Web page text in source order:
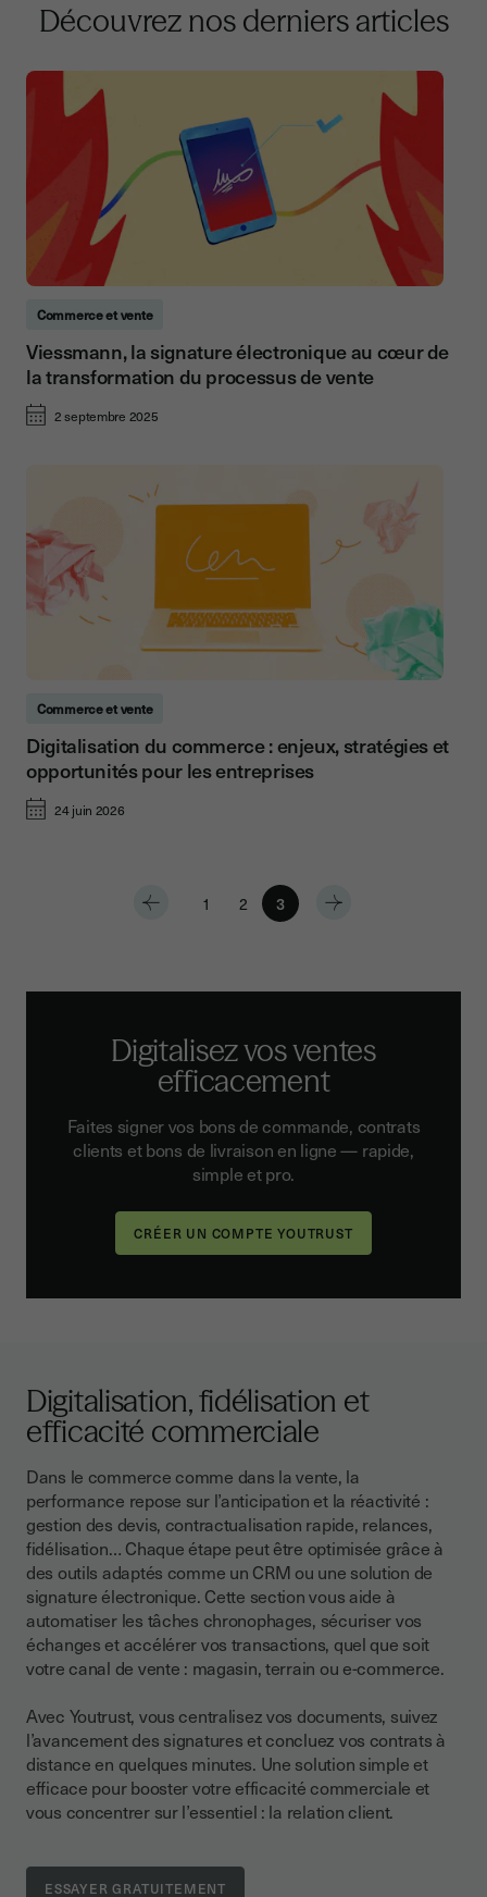
Découvrez nos derniers articles
Commerce et vente
Viessmann, la signature électronique au cœur de
la transformation du processus de vente
2 septembre 2025
Commerce et vente
Digitalisation du commerce : enjeux, stratégies et
opportunités pour les entreprises
24 juin 2026
1 2 3
Digitalisez vos ventes
efficacement
Faites signer vos bons de commande, contrats
clients et bons de livraison en ligne — rapide,
simple et pro.
Digitalisation, fidélisation et
efficacité commerciale
Dans le commerce comme dans la vente, la
performance repose sur l’anticipation et la réactivité :
gestion des devis, contractualisation rapide, relances,
fidélisation… Chaque étape peut être optimisée grâce à
des outils adaptés comme un CRM ou une solution de
signature électronique. Cette section vous aide à
automatiser les tâches chronophages, sécuriser vos
échanges et accélérer vos transactions, quel que soit
votre canal de vente : magasin, terrain ou e-commerce.
Avec Youtrust, vous centralisez vos documents, suivez
l’avancement des signatures et concluez vos contrats à
distance en quelques minutes. Une solution simple et
efficace pour booster votre efficacité commerciale et
vous concentrer sur l’essentiel : la relation client.